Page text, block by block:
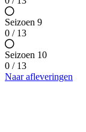
Seizoen 9
0 / 13
Seizoen 10
0 / 13
Naar afleveringen